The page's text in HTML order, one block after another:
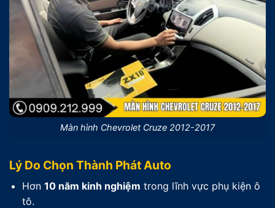
Màn hình Chevrolet Cruze 2012-2017
Lý Do Chọn Thành Phát Auto
Hơn 10 năm kinh nghiệm trong lĩnh vực phụ kiện ô
tô.